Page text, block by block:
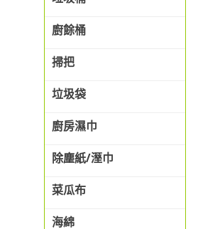
廚餘桶
掃把
垃圾袋
廚房濕巾
除塵紙/溼巾
菜瓜布
海綿